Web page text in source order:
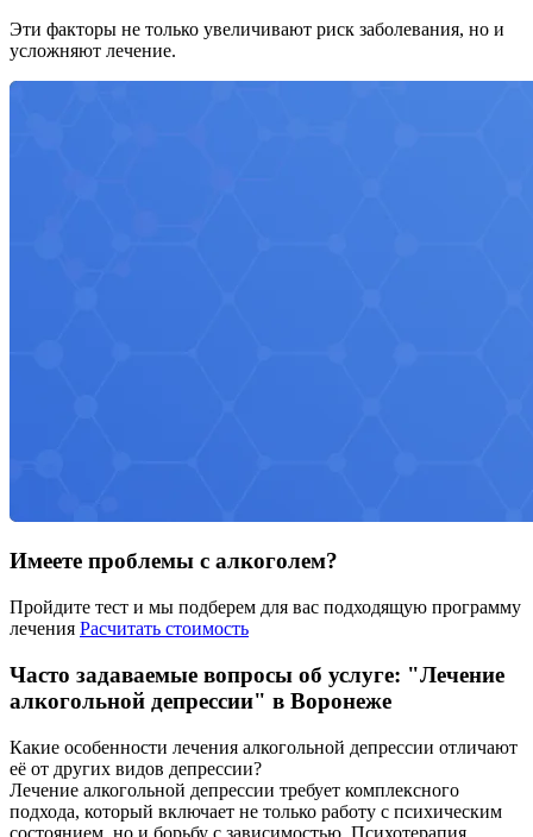
Эти факторы не только увеличивают риск заболевания, но и
усложняют лечение.
Имеете проблемы с алкоголем?
Пройдите тест и мы подберем для вас подходящую программу
лечения Расчитать стоимость
Часто задаваемые вопросы об услуге: "Лечение
алкогольной депрессии" в Воронеже
Какие особенности лечения алкогольной депрессии отличают
её от других видов депрессии?
Лечение алкогольной депрессии требует комплексного
подхода, который включает не только работу с психическим
состоянием, но и борьбу с зависимостью. Психотерапия